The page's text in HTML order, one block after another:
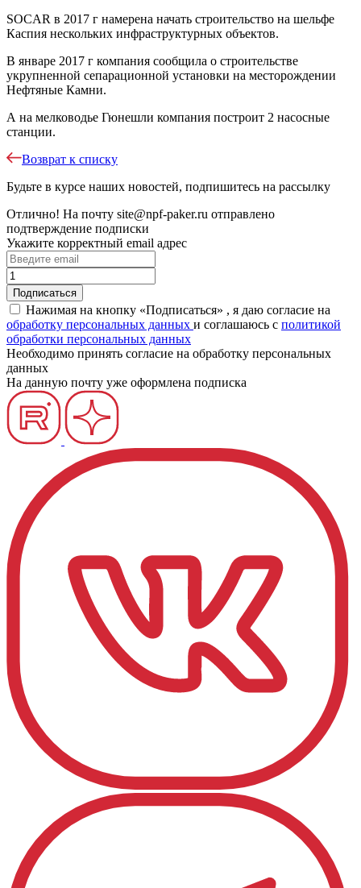
SOCAR в 2017 г намерена начать строительство на шельфе
Каспия нескольких инфраструктурных объектов.
В январе 2017 г компания сообщила о строительстве
укрупненной сепарационной установки на месторождении
Нефтяные Камни.
А на мелководье Гюнешли компания построит 2 насосные
станции.
Возврат к списку
Будьте в курсе наших новостей, подпишитесь на рассылку
Отлично! На почту site@npf-paker.ru отправлено
подтверждение подписки
Укажите корректный email адрес
Нажимая на кнопку «Подписаться» , я даю согласие на
обработку персональных данных и соглашаюсь c политикой
обработки персональных данных
Необходимо принять согласие на обработку персональных
данных
На данную почту уже оформлена подписка